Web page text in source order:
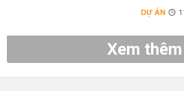
DỰ ÁN
Xem thêm